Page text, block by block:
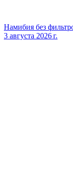
Намибия без
3 августа 2026 г.